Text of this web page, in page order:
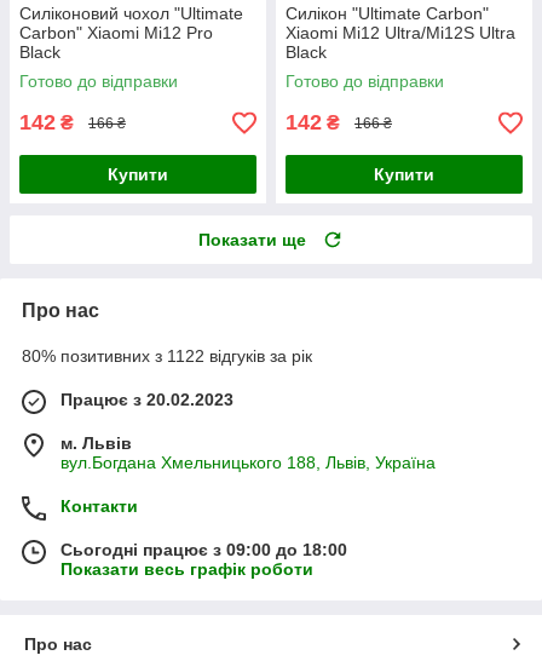
Силіконовий чохол "Ultimate
Carbon" Xiaomi Mi12 Pro
Black
Готово до відправки
142 ₴ 166 ₴
Купити
Силікон "Ultimate Carbon"
Xiaomi Mi12 Ultra/Mi12S Ultra
Black
Готово до відправки
142 ₴ 166 ₴
Купити
Показати ще
Про нас
80% позитивних з 1122 відгуків за рік
Працює з 20.02.2023
м. Львів
вул.Богдана Хмельницького 188, Львів, Україна
Контакти
Сьогодні працює з 09:00 до 18:00
Показати весь графік роботи
Про нас